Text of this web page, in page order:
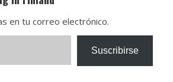
en tu correo electrónico.
Suscribirse